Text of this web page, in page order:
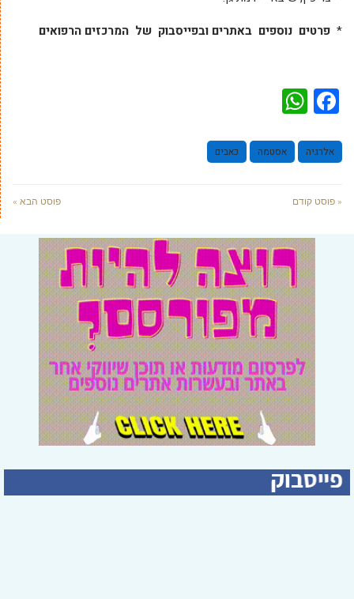
* פרטים נוספים באתרים ובפייסבוק של המרכזים הרפואים
Facebook
אלרגיה אסטמה כאבים
« פוסט קודם פוסט הבא »